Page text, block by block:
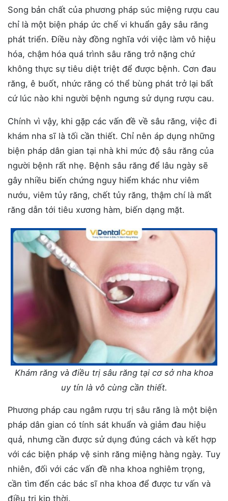
Song bản chất của phương pháp súc miệng rượu cau
chỉ là một biện pháp ức chế vi khuẩn gây sâu răng
phát triển. Điều này đồng nghĩa với việc làm vô hiệu
hóa, chậm hóa quá trình sâu răng trở nặng chứ
không thực sự tiêu diệt triệt để được bệnh. Cơn đau
răng, ê buốt, nhức răng có thể bùng phát trở lại bất
cứ lúc nào khi người bệnh ngưng sử dụng rượu cau.
Chính vì vậy, khi gặp các vấn đề về sâu răng, việc đi
khám nha sĩ là tối cần thiết. Chỉ nên áp dụng những
biện pháp dân gian tại nhà khi mức độ sâu răng của
người bệnh rất nhẹ. Bệnh sâu răng để lâu ngày sẽ
gây nhiều biến chứng nguy hiểm khác như viêm
nướu, viêm tủy răng, chết tủy răng, thậm chí là mất
răng dẫn tới tiêu xương hàm, biến dạng mặt.
Khám răng và điều trị sâu răng tại cơ sở nha khoa
uy tín là vô cùng cần thiết.
Phương pháp cau ngâm rượu trị sâu răng là một biện
pháp dân gian có tính sát khuẩn và giảm đau hiệu
quả, nhưng cần được sử dụng đúng cách và kết hợp
với các biện pháp vệ sinh răng miệng hàng ngày. Tuy
nhiên, đối với các vấn đề nha khoa nghiêm trọng,
cần tìm đến các bác sĩ nha khoa để được tư vấn và
điều trị kịp thời.